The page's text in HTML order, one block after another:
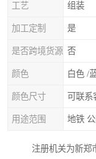
工艺 组装
加工定制 是
是否跨境货源 否
颜色 白色 /
颜色尺寸 可联系
用途范围 地铁
注册机关为新郑